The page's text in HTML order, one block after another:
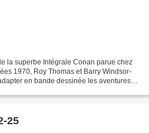
la superbe Intégrale Conan parue chez
1970, Roy Thomas et Barry Windsor-
en bande dessinée les aventures
25